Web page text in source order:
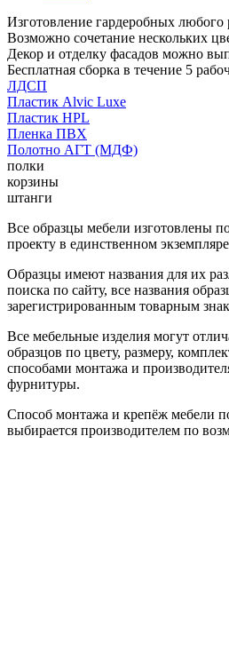
Изготовление гардеробных любого
Возможно сочетание нескольких
Декор и отделку фасадов можно
Бесплатная сборка в течение 5
ЛДСП
Пластик Alvic Luxe
Пластик HPL
Пленка ПВХ
Полотно АГТ (МДФ)
полки
корзины
штанги
Все образцы мебели изготовлены
проекту в единственном
Образцы имеют названия для их
поиска по сайту, все названия
зарегистрированным товарным
Все мебельные изделия могут
образцов по цвету, размеру,
способами монтажа и
фурнитуры.
Способ монтажа и крепёж мебели
выбирается производителем по